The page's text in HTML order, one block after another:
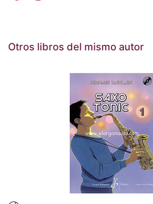
Otros libros del mismo autor